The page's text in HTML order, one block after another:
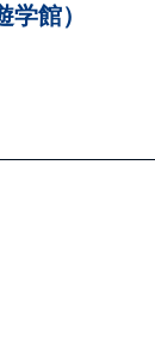
館）